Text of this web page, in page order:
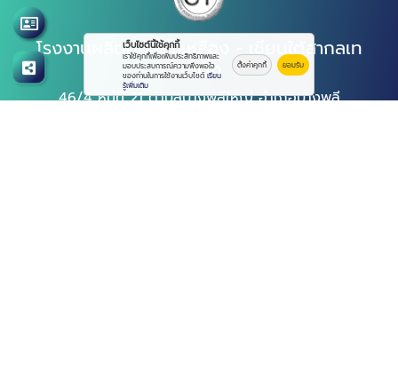
โรงงานผลิตท่อทองเหลือง - เชียนใต้สากลเท
รดดิ้ง
46/4 หมู่ที่ 21 ตำบลบางพลีใหญ่ อำเภอบางพลี
เว็บไซต์นี้ใช้คุกกี้
เราใช้คุกกี้เพื่อเพิ่มประสิทธิภาพและ
มอบประสบการณ์ความพึงพอใจ
ของท่านในการใช้งานเว็บไซต์ เรียน
รู้เพิ่มเติม
ตั้งค่าคุกกี้ ยอมรับ